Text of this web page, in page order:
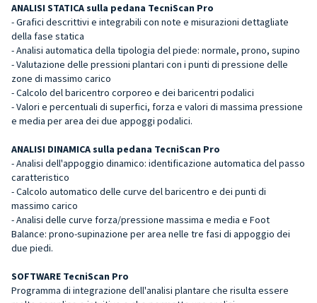
ANALISI STATICA sulla pedana TecniScan Pro
- Grafici descrittivi e integrabili con note e misurazioni dettagliate
della fase statica
- Analisi automatica della tipologia del piede: normale, prono, supino
- Valutazione delle pressioni plantari con i punti di pressione delle
zone di massimo carico
- Calcolo del baricentro corporeo e dei baricentri podalici
- Valori e percentuali di superfici, forza e valori di massima pressione
e media per area dei due appoggi podalici.
ANALISI DINAMICA sulla pedana TecniScan Pro
- Analisi dell'appoggio dinamico: identificazione automatica del passo
caratteristico
- Calcolo automatico delle curve del baricentro e dei punti di
massimo carico
- Analisi delle curve forza/pressione massima e media e Foot
Balance: prono-supinazione per area nelle tre fasi di appoggio dei
due piedi.
SOFTWARE TecniScan Pro
Programma di integrazione dell'analisi plantare che risulta essere